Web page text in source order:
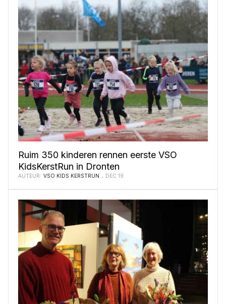
Ruim 350 kinderen rennen eerste VSO
KidsKerstRun in Dronten
AUTEUR: VSO KIDS KERSTRUN DEC 19